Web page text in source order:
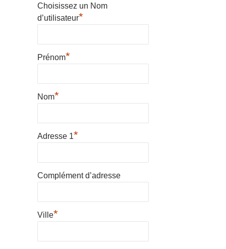
Choisissez un Nom
d’utilisateur*
Prénom*
Nom*
Adresse 1*
Complément d’adresse
Ville*